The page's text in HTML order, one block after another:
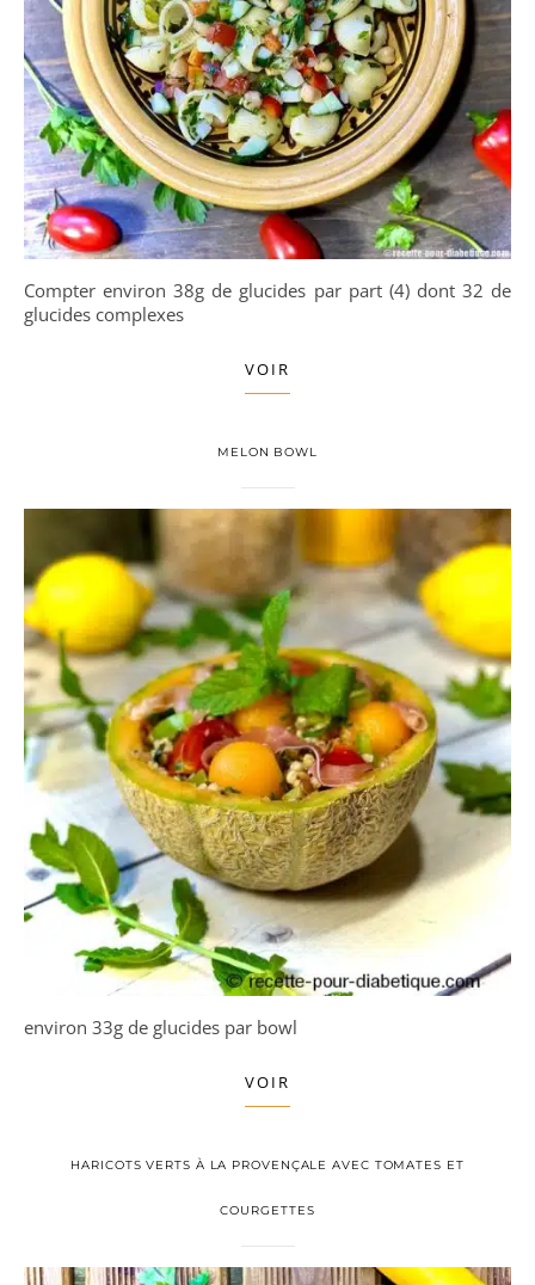
Compter environ 38g de glucides par part (4) dont 32 de
glucides complexes
VOIR
MELON BOWL
environ 33g de glucides par bowl
VOIR
HARICOTS VERTS À LA PROVENÇALE AVEC TOMATES ET
COURGETTES